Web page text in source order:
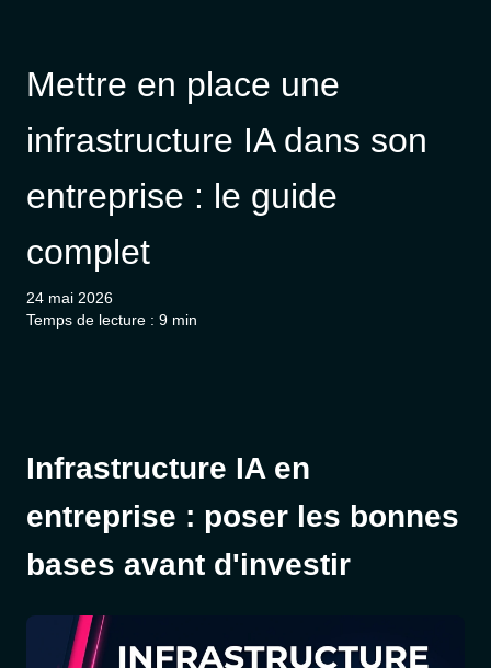
Mettre en place une
infrastructure IA dans son
entreprise : le guide
complet
24 mai 2026
Temps de lecture : 9 min
Infrastructure IA en
entreprise : poser les bonnes
bases avant d'investir